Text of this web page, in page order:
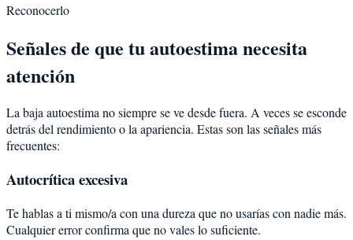
Reconocerlo
Señales de que tu autoestima necesita
atención
La baja autoestima no siempre se ve desde fuera. A veces se esconde
detrás del rendimiento o la apariencia. Estas son las señales más
frecuentes:
Autocrítica excesiva
Te hablas a ti mismo/a con una dureza que no usarías con nadie más.
Cualquier error confirma que no vales lo suficiente.